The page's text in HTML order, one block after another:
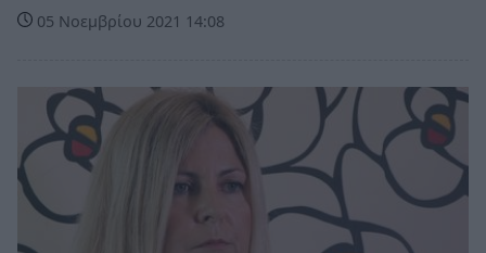
05 Νοεμβρίου 2021 14:08